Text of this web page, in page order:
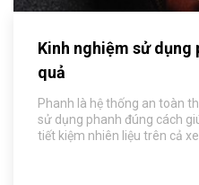
Kinh nghiệm sử dụng
quả
Phanh là hệ thống an toàn
sử dụng phanh đúng cách
tiết kiệm nhiên liệu trên cả